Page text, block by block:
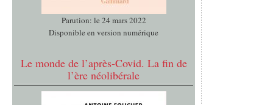
Parution: le 24 mars 2022
Disponible en version numérique
Le monde de l’après-Covid. La fin de
l’ère néolibérale